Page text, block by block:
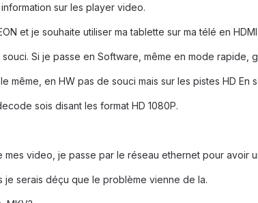
sur les player video.
et je souhaite utiliser ma tablette sur ma télé en HDMI
Si je passe en Software, même en mode rapide,
même, en HW pas de souci mais sur les pistes HD
sois disant les format HD 1080P.
video, je passe par le réseau ethernet pour avoir
je serais déçu que le problème vienne de la.